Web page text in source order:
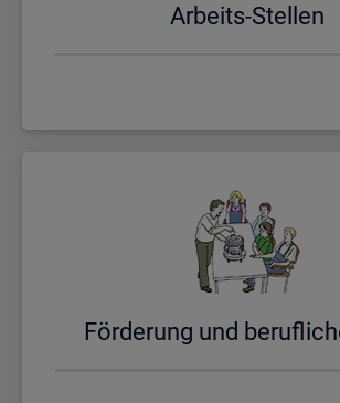
Ar­beits-Stel­len
För­de­rung und